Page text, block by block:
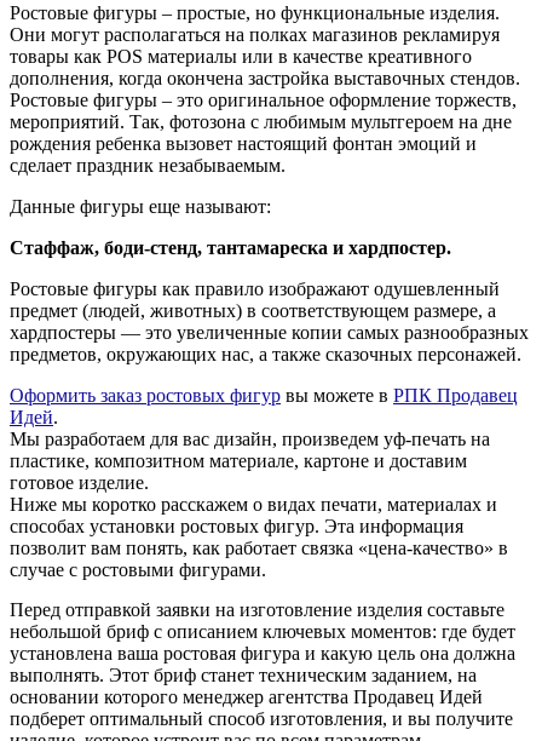
Ростовые фигуры – простые, но функциональные изделия.
Они могут располагаться на полках магазинов рекламируя
товары как POS материалы или в качестве креативного
дополнения, когда окончена застройка выставочных стендов.
Ростовые фигуры – это оригинальное оформление торжеств,
мероприятий. Так, фотозона с любимым мультгероем на дне
рождения ребенка вызовет настоящий фонтан эмоций и
сделает праздник незабываемым.
Данные фигуры еще называют:
Стаффаж, боди-стенд, тантамареска и хардпостер.
Ростовые фигуры как правило изображают одушевленный
предмет (людей, животных) в соответствующем размере, а
хардпостеры — это увеличенные копии самых разнообразных
предметов, окружающих нас, а также сказочных персонажей.
Оформить заказ ростовых фигур вы можете в РПК Продавец
Идей.
Мы разработаем для вас дизайн, произведем уф-печать на
пластике, композитном материале, картоне и доставим
готовое изделие.
Ниже мы коротко расскажем о видах печати, материалах и
способах установки ростовых фигур. Эта информация
позволит вам понять, как работает связка «цена-качество» в
случае с ростовыми фигурами.
Перед отправкой заявки на изготовление изделия составьте
небольшой бриф с описанием ключевых моментов: где будет
установлена ваша ростовая фигура и какую цель она должна
выполнять. Этот бриф станет техническим заданием, на
основании которого менеджер агентства Продавец Идей
подберет оптимальный способ изготовления, и вы получите